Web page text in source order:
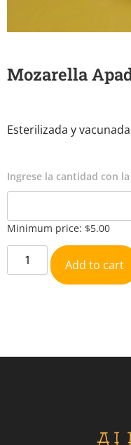
Mozarella
Esterilizada y vacunada
Ingrese la cantidad con
Minimum price: $5.00
Add to cart